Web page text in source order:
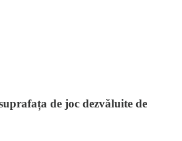
de joc dezvăluite de